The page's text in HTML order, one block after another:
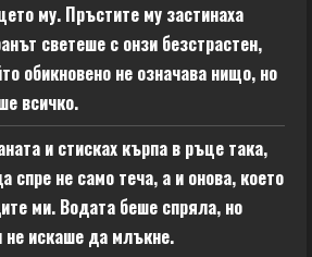
му. Пръстите му застинаха
светеше с онзи безстрастен,
обикновено не означава нищо, но
всичко.
и стисках кърпа в ръце така,
не само теча, а и онова, което
ми. Водата беше спряла, но
не искаше да млъкне.